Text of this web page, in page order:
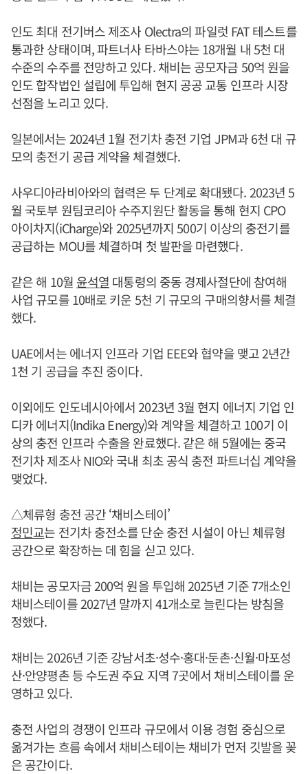
인도 최대 전기버스 제조사 Olectra의 파일럿 FAT 테스트를
통과한 상태이며, 파트너사 타바스야는 18개월 내 5천 대
수준의 수주를 전망하고 있다. 채비는 공모자금 50억 원을
인도 합작법인 설립에 투입해 현지 공공 교통 인프라 시장
선점을 노리고 있다.
일본에서는 2024년 1월 전기차 충전 기업 JPM과 6천 대 규
모의 충전기 공급 계약을 체결했다.
사우디아라비아와의 협력은 두 단계로 확대됐다. 2023년 5
월 국토부 원팀코리아 수주지원단 활동을 통해 현지 CPO
아이차지(iCharge)와 2025년까지 500기 이상의 충전기를
공급하는 MOU를 체결하며 첫 발판을 마련했다.
같은 해 10월 윤석열 대통령의 중동 경제사절단에 참여해
사업 규모를 10배로 키운 5천 기 규모의 구매의향서를 체결
했다.
UAE에서는 에너지 인프라 기업 EEE와 협약을 맺고 2년간
1천 기 공급을 추진 중이다.
이외에도 인도네시아에서 2023년 3월 현지 에너지 기업 인
디카 에너지(Indika Energy)와 계약을 체결하고 100기 이
상의 충전 인프라 수출을 완료했다. 같은 해 5월에는 중국
전기차 제조사 NIO와 국내 최초 공식 충전 파트너십 계약을
맺었다.
△체류형 충전 공간 ‘채비스테이’
정민교는 전기차 충전소를 단순 충전 시설이 아닌 체류형
공간으로 확장하는 데 힘을 싣고 있다.
채비는 공모자금 200억 원을 투입해 2025년 기준 7개소인
채비스테이를 2027년 말까지 41개소로 늘린다는 방침을
정했다.
채비는 2026년 기준 강남서초·성수·홍대·둔촌·신월·마포성
산·안양평촌 등 수도권 주요 지역 7곳에서 채비스테이를 운
영하고 있다.
충전 사업의 경쟁이 인프라 규모에서 이용 경험 중심으로
옮겨가는 흐름 속에서 채비스테이는 채비가 먼저 깃발을 꽂
은 공간이다.